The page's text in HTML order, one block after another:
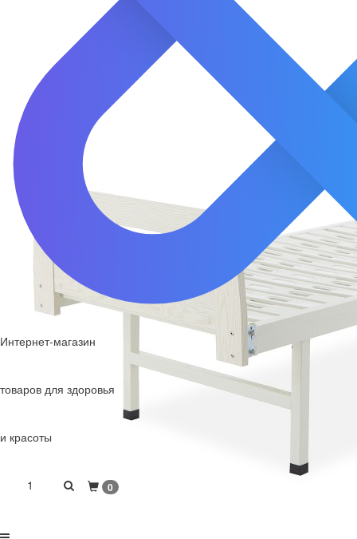
Интернет-магазин
товаров для здоровья
и красоты
1 0